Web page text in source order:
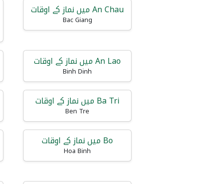
An Chau میں نماز کے اوقات
Bac Giang
An Lao میں نماز کے اوقات
Binh Dinh
Ba Tri میں نماز کے اوقات
Ben Tre
Bo میں نماز کے اوقات
Hoa Binh